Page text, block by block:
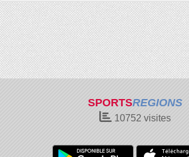
SPORTSREGIONS
10752 visites